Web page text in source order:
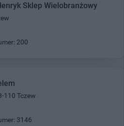
Sklep Wielobranżowy
200
110 Tczew
3146